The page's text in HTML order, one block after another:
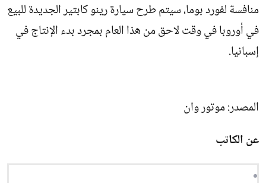
منافسة لفورد بوما، سيتم طرح سيارة رينو كابتير الجديدة للبيع
في أوروبا في وقت لاحق من هذا العام بمجرد بدء الإنتاج في
إسبانيا.
المصدر: موتور وان
عن الكاتب